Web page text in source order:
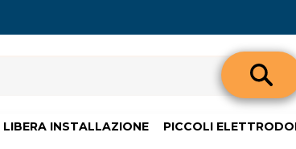
INSTALLAZIONE PICCOLI